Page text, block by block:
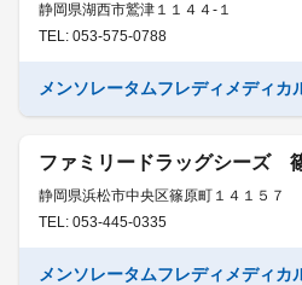
静岡県湖西市鷲津１１４４-１
TEL: 053-575-0788
メンソレータムフレディメディカ
ファミリードラッグシーズ
静岡県浜松市中央区篠原町１４１５７
TEL: 053-445-0335
メンソレータムフレディメディカ